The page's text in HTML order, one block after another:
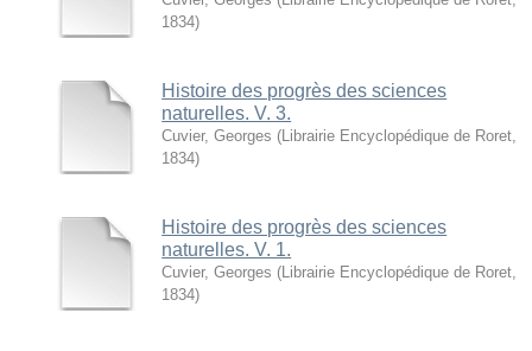
1834)
Histoire des progrès des sciences
naturelles. V. 3.
Cuvier, Georges ( Librairie Encyclopédique de Roret
1834)
Histoire des progrès des sciences
naturelles. V. 1.
Cuvier, Georges ( Librairie Encyclopédique de Roret
1834)